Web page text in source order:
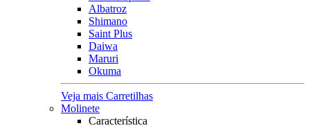
Albatroz
Shimano
Saint Plus
Daiwa
Maruri
Okuma
Veja mais Carretilhas
Molinete
Característica